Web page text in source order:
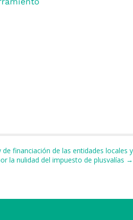
financiación de las entidades locales y
la nulidad del impuesto de plusvalías →